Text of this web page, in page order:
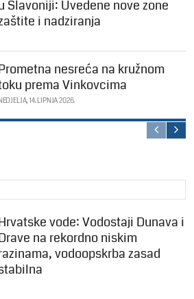
Slavoniji: Uvedene nove zone
i nadziranja
nesreća na kružnom
prema Vinkovcima
14. LIPNJA 2026.
vode: Vodostaji Dunava i
na rekordno niskim
vodoopskrba zasad